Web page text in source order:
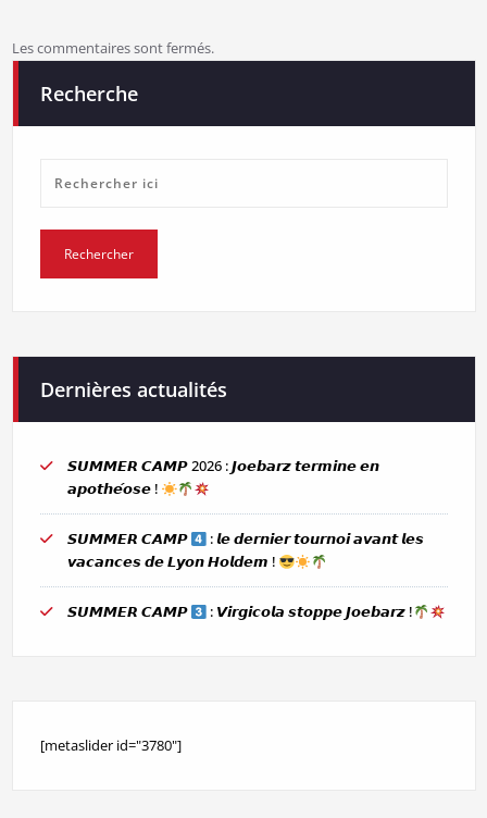
Les commentaires sont fermés.
Recherche
Dernières actualités
𝙎𝙐𝙈𝙈𝙀𝙍 𝘾𝘼𝙈𝙋 2026 : 𝙅𝙤𝙚𝙗𝙖𝙧𝙯 𝙩𝙚𝙧𝙢𝙞𝙣𝙚 𝙚𝙣
𝙖𝙥𝙤𝙩𝙝𝙚́𝙤𝙨𝙚 !
𝙎𝙐𝙈𝙈𝙀𝙍 𝘾𝘼𝙈𝙋
: 𝙡𝙚 𝙙𝙚𝙧𝙣𝙞𝙚𝙧 𝙩𝙤𝙪𝙧𝙣𝙤𝙞 𝙖𝙫𝙖𝙣𝙩 𝙡𝙚𝙨
𝙫𝙖𝙘𝙖𝙣𝙘𝙚𝙨 𝙙𝙚 𝙇𝙮𝙤𝙣 𝙃𝙤𝙡𝙙𝙚𝙢 !
𝙎𝙐𝙈𝙈𝙀𝙍 𝘾𝘼𝙈𝙋 : 𝙑𝙞𝙧𝙜𝙞𝙘𝙤𝙡𝙖 𝙨𝙩𝙤𝙥𝙥𝙚 𝙅𝙤𝙚𝙗𝙖𝙧𝙯 !
[metaslider id="3780"]